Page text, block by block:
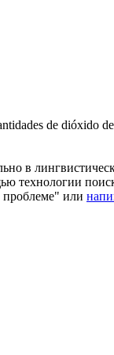
de dióxido
в
технологии
или